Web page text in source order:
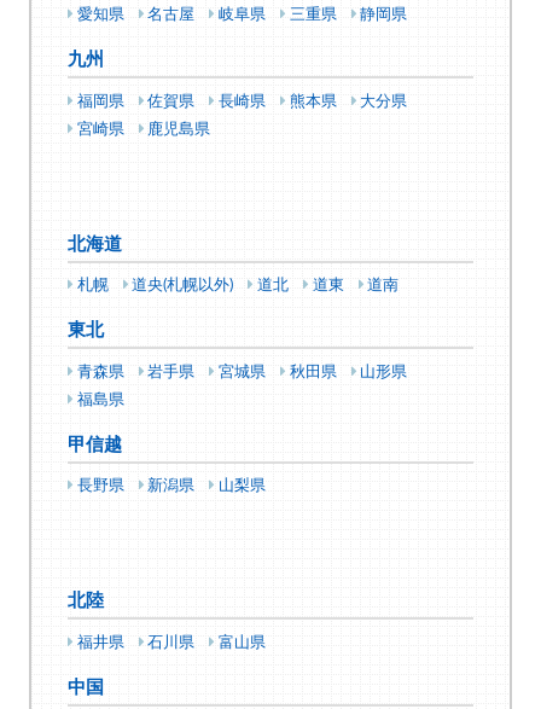
愛知県 名古屋 岐阜県 三重県 静岡県
九州
福岡県 佐賀県 長崎県 熊本県
大分県
宮崎県
鹿児島県
北海道
札幌 道央(札幌以外) 道北 道東 道南
東北
青森県 岩手県 宮城県 秋田県
山形県
福島県
甲信越
長野県 新潟県 山梨県
北陸
福井県 石川県 富山県
中国